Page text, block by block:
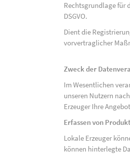
Rechtsgrundlage für
DSGVO.
Dient die
vorvertraglicher
Zweck der
Im Wesentlichen
unseren Nutzern
Erzeuger Ihre
Erfassen von
Lokale Erzeuger
können hinterlegte